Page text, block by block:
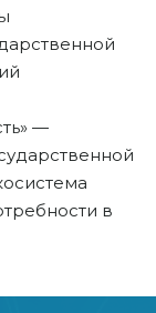
—
в